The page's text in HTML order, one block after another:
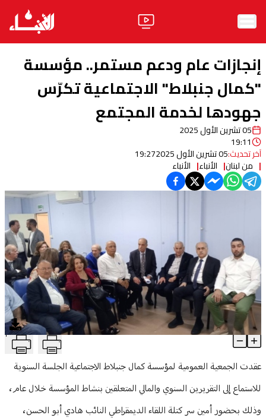
الأخبار
ثقافة ومجتمع
منوعات
آراء
فيديو
مواقف
وليد جنبلاطالحزب
إنجازات عام ودعم مستمر.. مؤسسة
"كمال جنبلاط" الاجتماعية تكرّس
جهودها لخدمة المجتمع
05 تشرين الأول 2025
19:11
آخر تحديث:05 تشرين الأول 2025 19:27
من لبنان الأنباء الأنباء
إنجازات عام ودعم مستمر.. مؤسسة "كمال جنبلاط" الاجتماعية T
Article Content
عقدت الجمعية العمومية لمؤسسة كمال جنبلاط الاجتماعية الجلسة السنوية
للاستماع إلى التقريرين السنوي والمالي المتعلقين بنشاط المؤسسة خلال عام،
وذلك بحضور أمين سر كتلة اللقاء الديمقراطي النائب هادي أبو الحسن،